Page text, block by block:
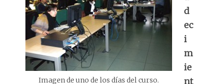
Imagen de uno de los días del curso.
d
ec
i
m
ie
nt